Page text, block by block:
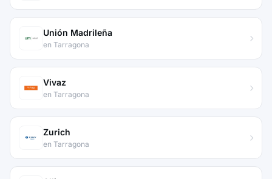
Unión Madrileña
en Tarragona
Vivaz
en Tarragona
Zurich
en Tarragona